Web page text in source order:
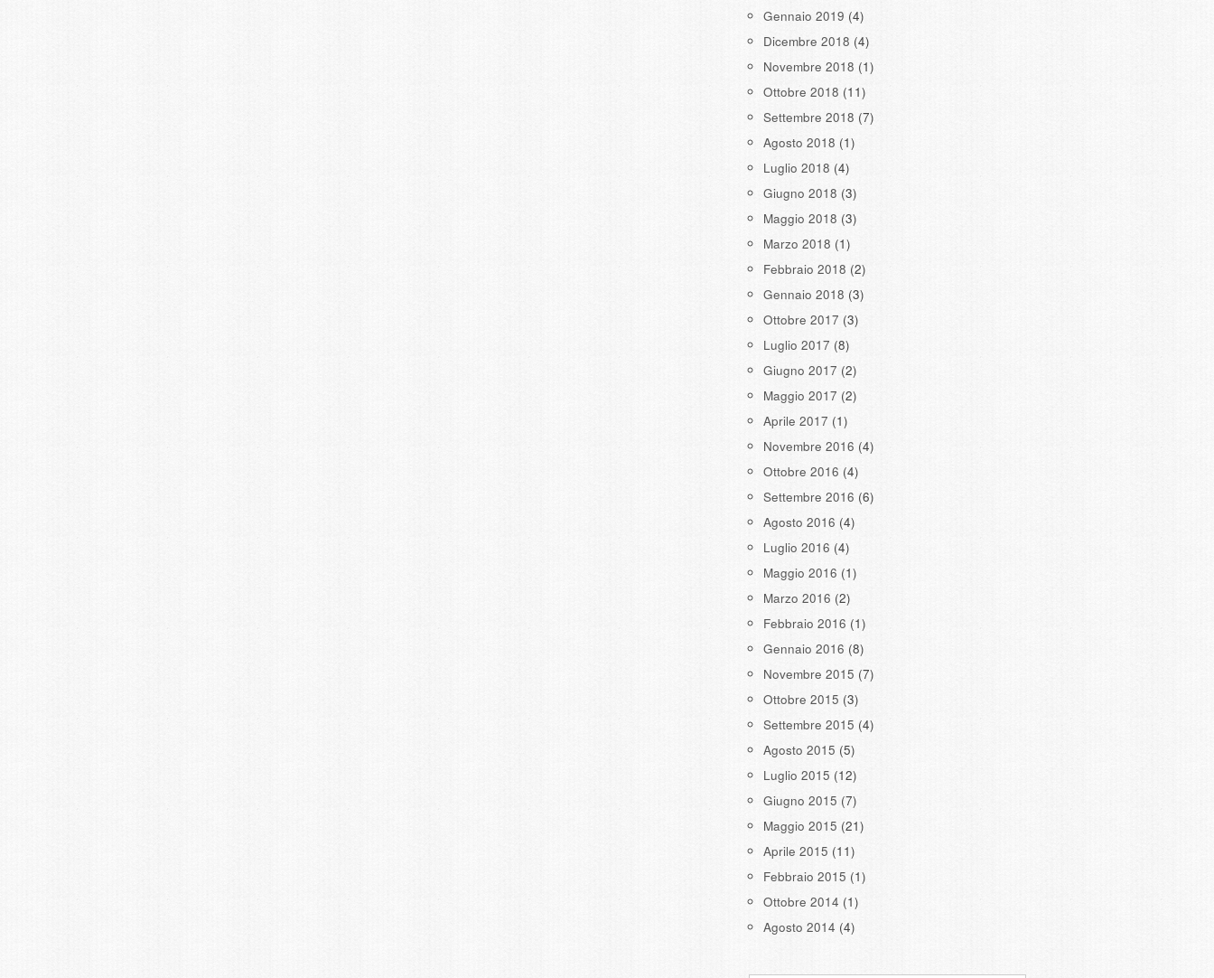
Gennaio 2019 (4)
Dicembre 2018 (4)
Novembre 2018 (1)
Ottobre 2018 (11)
Settembre 2018 (7)
Agosto 2018 (1)
Luglio 2018 (4)
Giugno 2018 (3)
Maggio 2018 (3)
Marzo 2018 (1)
Febbraio 2018 (2)
Gennaio 2018 (3)
Ottobre 2017 (3)
Luglio 2017 (8)
Giugno 2017 (2)
Maggio 2017 (2)
Aprile 2017 (1)
Novembre 2016 (4)
Ottobre 2016 (4)
Settembre 2016 (6)
Agosto 2016 (4)
Luglio 2016 (4)
Maggio 2016 (1)
Marzo 2016 (2)
Febbraio 2016 (1)
Gennaio 2016 (8)
Novembre 2015 (7)
Ottobre 2015 (3)
Settembre 2015 (4)
Agosto 2015 (5)
Luglio 2015 (12)
Giugno 2015 (7)
Maggio 2015 (21)
Aprile 2015 (11)
Febbraio 2015 (1)
Ottobre 2014 (1)
Agosto 2014 (4)